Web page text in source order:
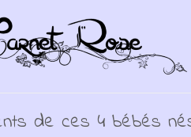
de ces 4 bébés